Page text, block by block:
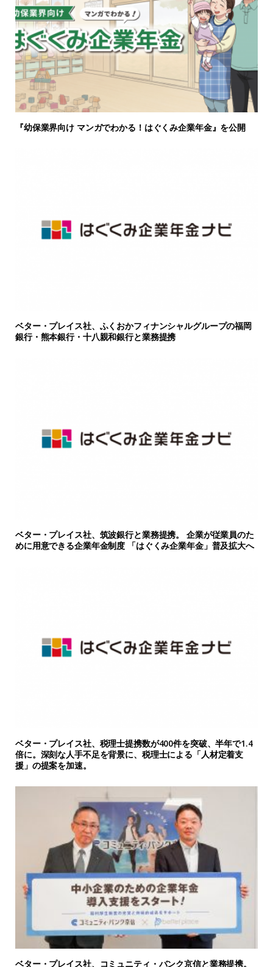
『幼保業界向け マンガでわかる！はぐくみ企業年金』を公開
ベター・プレイス社、ふくおかフィナンシャルグループの福岡
銀行・熊本銀行・十八親和銀行と業務提携
ベター・プレイス社、筑波銀行と業務提携。 企業が従業員のた
めに用意できる企業年金制度 「はぐくみ企業年金」普及拡大へ
ベター・プレイス社、税理士提携数が400件を突破、半年で1.4
倍に。深刻な人手不足を背景に、税理士による「人材定着支
援」の提案を加速。
ベター・プレイス社、コミュニティ・バンク京信と業務提携。